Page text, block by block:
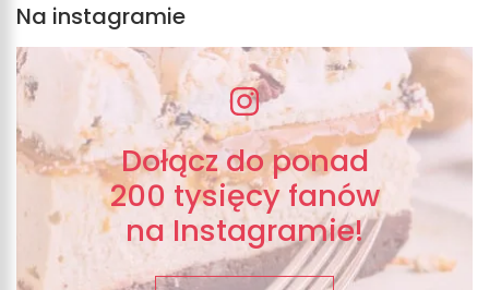
Na instagramie
Dołącz do ponad
200 tysięcy fanów
na Instagramie!